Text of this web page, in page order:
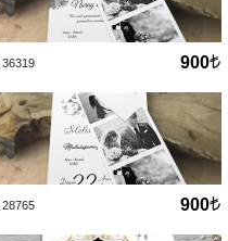
36319 900
28765 900